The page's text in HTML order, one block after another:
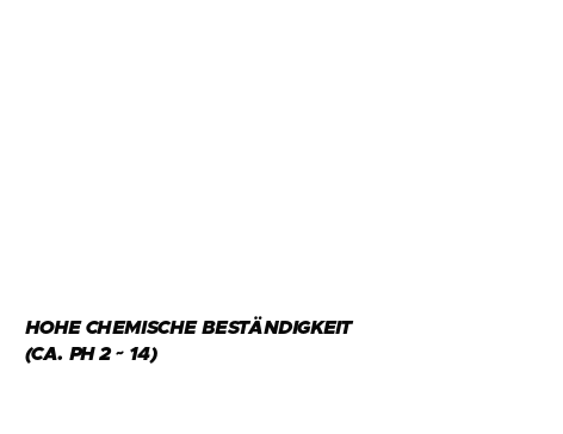
HOHE CHEMISCHE BESTÄNDIGKEIT
(CA. PH 2 ~ 14)